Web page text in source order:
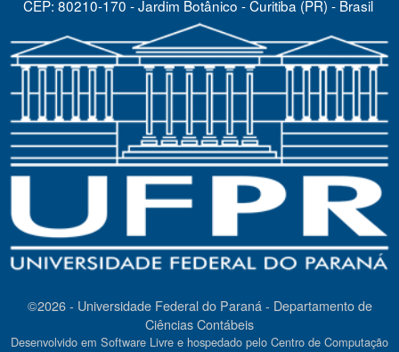
CEP: 80210-170 - Jardim Botânico - Curitiba (PR) - Brasil
©2026 - Universidade Federal do Paraná - Departamento de
Ciências Contábeis
Desenvolvido em Software Livre e hospedado pelo Centro de Computação